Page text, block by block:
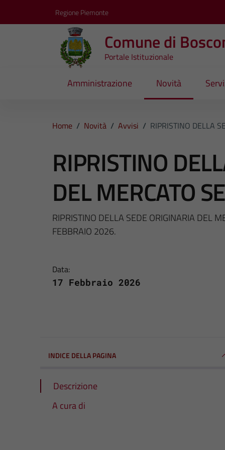
Regione Piemonte
Comune di
Portale Istituzionale
Amministrazione Novità
Home / Novità / Avvisi / RIPRISTINO DELLA
RIPRISTINO
DEL MERCATO
RIPRISTINO DELLA SEDE ORIGINARIA DEL
FEBBRAIO 2026.
Data:
17 Febbraio 2026
INDICE DELLA PAGINA
Descrizione
A cura di